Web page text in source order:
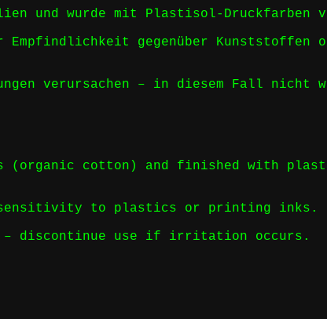
und wurde mit Plastisol-Druckfarben
gegenüber Kunststoffen
verursachen – in diesem Fall nicht
(organic cotton) and finished with
to plastics or printing inks.
– discontinue use if irritation occurs.